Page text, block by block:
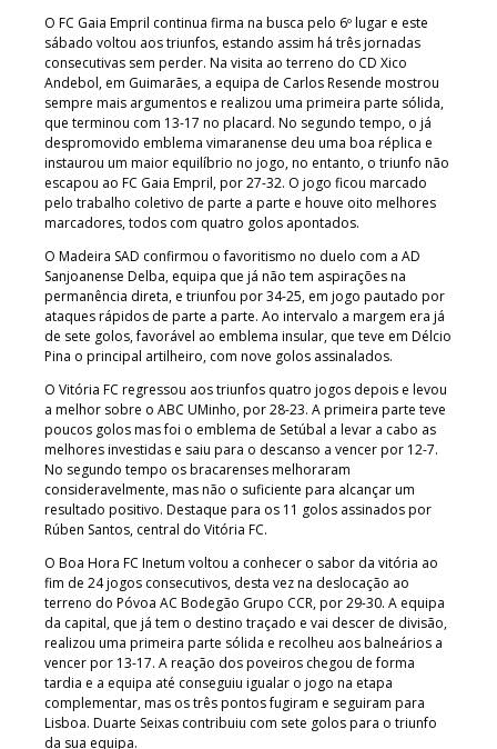
O FC Gaia Empril continua firma na busca pelo 6º lugar e este
sábado voltou aos triunfos, estando assim há três jornadas
consecutivas sem perder. Na visita ao terreno do CD Xico
Andebol, em Guimarães, a equipa de Carlos Resende mostrou
sempre mais argumentos e realizou uma primeira parte sólida,
que terminou com 13-17 no placard. No segundo tempo, o já
despromovido emblema vimaranense deu uma boa réplica e
instaurou um maior equilíbrio no jogo, no entanto, o triunfo não
escapou ao FC Gaia Empril, por 27-32. O jogo ficou marcado
pelo trabalho coletivo de parte a parte e houve oito melhores
marcadores, todos com quatro golos apontados.
O Madeira SAD confirmou o favoritismo no duelo com a AD
Sanjoanense Delba, equipa que já não tem aspirações na
permanência direta, e triunfou por 34-25, em jogo pautado por
ataques rápidos de parte a parte. Ao intervalo a margem era já
de sete golos, favorável ao emblema insular, que teve em Délcio
Pina o principal artilheiro, com nove golos assinalados.
O Vitória FC regressou aos triunfos quatro jogos depois e levou
a melhor sobre o ABC UMinho, por 28-23. A primeira parte teve
poucos golos mas foi o emblema de Setúbal a levar a cabo as
melhores investidas e saiu para o descanso a vencer por 12-7.
No segundo tempo os bracarenses melhoraram
consideravelmente, mas não o suficiente para alcançar um
resultado positivo. Destaque para os 11 golos assinados por
Rúben Santos, central do Vitória FC.
O Boa Hora FC Inetum voltou a conhecer o sabor da vitória ao
fim de 24 jogos consecutivos, desta vez na deslocação ao
terreno do Póvoa AC Bodegão Grupo CCR, por 29-30. A equipa
da capital, que já tem o destino traçado e vai descer de divisão,
realizou uma primeira parte sólida e recolheu aos balneários a
vencer por 13-17. A reação dos poveiros chegou de forma
tardia e a equipa até conseguiu igualar o jogo na etapa
complementar, mas os três pontos fugiram e seguiram para
Lisboa. Duarte Seixas contribuiu com sete golos para o triunfo
da sua equipa.